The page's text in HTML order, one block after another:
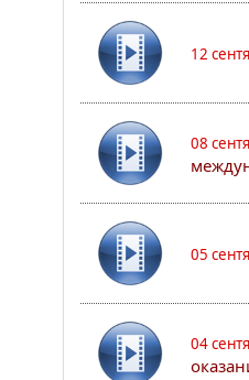
12
08
05
04